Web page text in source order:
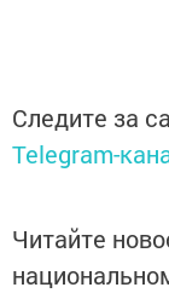
Следите за
Telegram-
Читайте